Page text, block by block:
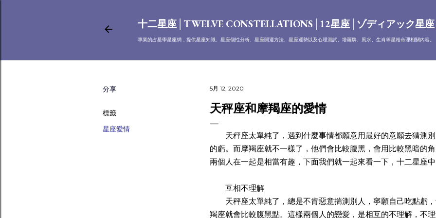
十二星座│TWELVE CONSTELLATIONS│12星座│ゾディアック星
專業的占星學星座網，提供星座知識、星座個性分析、星座開運方法、星座運勢以及心理測試、塔羅牌、風水、生肖等星相命理相關內容。
分享
標籤
星座愛情
5月 12, 2020
天秤座和摩羯座的愛情
天秤座太單純了，遇到什麼事情都願意用最好的意願去猜測
的虧。而摩羯座就不一樣了，他們會比較腹黑，會用比較黑暗的
兩個人在一起是相當有趣，下面我們就一起來看一下，十二星座
互相不理解
天秤座太單純了，總是不肯惡意揣測別人，寧願自己吃點虧
羯座就會比較腹黑點。這樣兩個人的戀愛，是相互的不理解，不